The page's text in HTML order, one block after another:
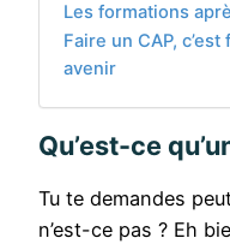
Les formations
Faire un CAP,
avenir
Qu’est-ce
Tu te demandes
n’est-ce pas ? Eh